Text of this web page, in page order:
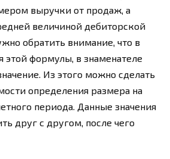
выручки от продаж, а
величиной дебиторской
обратить внимание, что в
этой формулы, в знаменателе
Из этого можно сделать
определения размера на
периода. Данные значения
друг с другом, после чего